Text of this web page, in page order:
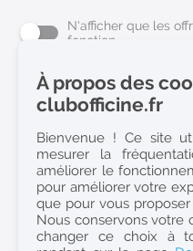
N'afficher que les
fonction
L'emploi Pharmacie
Pharmacien (H/F)
Préparateur en Pharmacie
Etudiant en Pharmacie (H/F)
Etudiant en Pharmacie 6e
Conseiller Dermo
À propos des
clubofficine.fr
Bienvenue ! Ce site
mesurer la
améliorer le
pour améliorer votre
que pour vous
Nous conservons votre
changer ce choix à